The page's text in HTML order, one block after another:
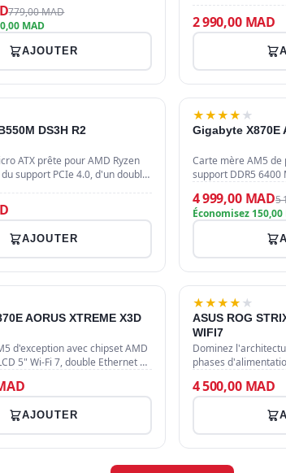
64 Go de…
779,00 MAD
MAD
AJOUTER
PCIe 5.0 pour des…
2 990,00 MAD
DS3H R2
ATX prête pour AMD Ryzen
support PCIe 4.0, d'un double
phases pour une stabi…
AJOUTER
★★★★ ★
Gigabyte X870E
Carte mère AM5 de
support DDR5 6400
nouvelle
4 999,00 MAD5
Économisez 150,00
AORUS XTREME X3D
d'exception avec chipset AMD
5" Wi-Fi 7, double Ethernet 10
pour les p…
AJOUTER
★★★★ ★
ASUS ROG
WIFI7
Dominez
phases
futuriste incluant le
4 500,00 MAD